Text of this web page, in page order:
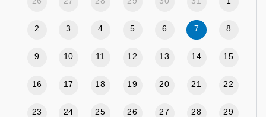
2 3 4 5 6 7 8
9 10 11 12 13 14 15
16 17 18 19 20 21 22
23 24 25 26 27 28 29